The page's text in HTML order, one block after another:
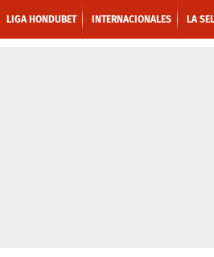
LIGA HONDUBET INTERNACIONALES LA